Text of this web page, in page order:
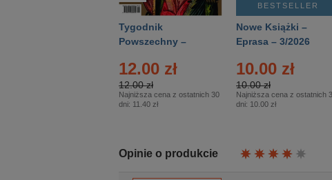
Tygodnik
Powszechny –
12.00 zł
12.00 zł
Najniższa cena z ostatnich 30
dni: 11.40 zł
BESTSELLER
Nowe Książki –
Eprasa – 3/2026
10.00 zł
10.00 zł
Najniższa cena z ostatnich
dni: 10.00 zł
Opinie o produkcie